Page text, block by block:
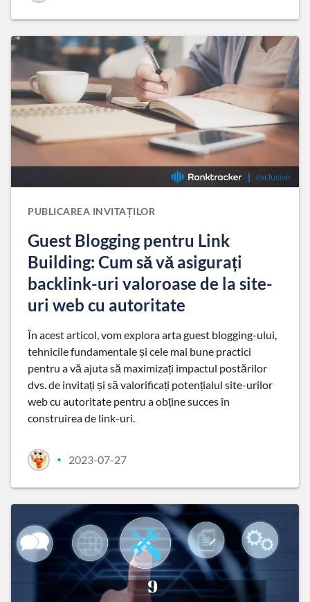
PUBLICAREA INVITAȚILOR
Guest Blogging pentru Link
Building: Cum să vă asigurați
backlink-uri valoroase de la site-
uri web cu autoritate
În acest articol, vom explora arta guest blogging-ului,
tehnicile fundamentale și cele mai bune practici
pentru a vă ajuta să maximizați impactul postărilor
dvs. de invitați și să valorificați potențialul site-urilor
web cu autoritate pentru a obține succes în
construirea de link-uri.
• 2023-07-27